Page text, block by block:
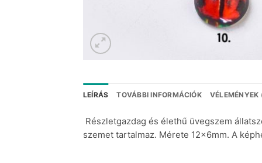
LEÍRÁS TOVÁBBI INFORMÁCIÓK VÉLEMÉNYEK
Részletgazdag és élethű üvegszem
szemet tartalmaz. Mérete 12x6mm. A